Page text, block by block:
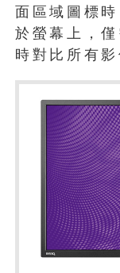
面區域圖標
於螢幕上，
時對比所有